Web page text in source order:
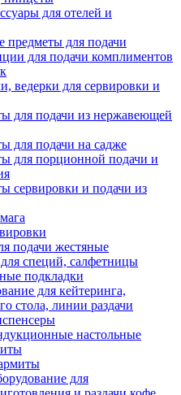
для отелей и
предметы для подачи
для подачи комплиментов
ведерки для сервировки и
для подачи из нержавеющей
для подачи на садже
для порционной подачи и
сервировки и подачи из
подачи жестяные
специй, салфетницы
подкладки
для кейтеринга,
стола, линии раздачи
настольные
для